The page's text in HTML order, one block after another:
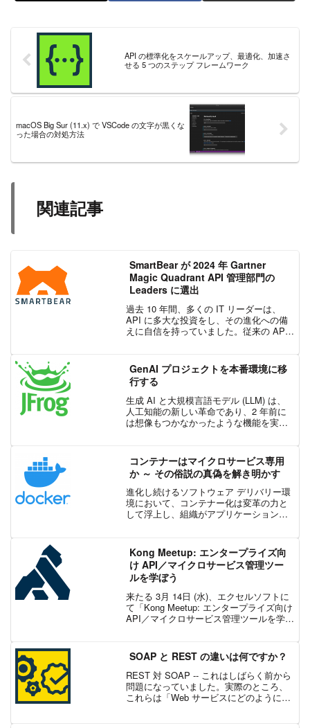
API の標準化をスケールアップ、最適化、加速さ
せる 5 つのステップ フレームワーク
macOS Big Sur (11.x) で VSCode の文字が黒くな
った場合の対処方法
関連記事
SmartBear が 2024 年 Gartner
Magic Quadrant API 管理部門の
Leaders に選出
過去 10 年間、多くの IT リーダーは、
API に多大な投資をし、その進化への備
えに自信を持っていました。従来の API
ト、認証、承認権限、セキュリティ、ポ
リシ...
GenAI プロジェクトを本番環境に移
行する
生成 AI と大規模言語モデル (LLM) は、
人工知能の新しい革命であり、2 年前に
は想像もつかなかったような機能を実現
在、この領域は目まぐるしい勢いで成長
しています。...
コンテナーはマイクロサービス専用
か ～ その俗説の真偽を解き明かす
進化し続けるソフトウェア デリバリー環
境において、コンテナー化は変革の力と
して浮上し、組織がアプリケーションを
ガシー システムを維持している場合で
も、サービス指向アーキ...
Kong Meetup: エンタープライズ向
け API／マイクロサービス管理ツー
ルを学ぼう
来たる 3月 14日 (水)、エクセルソフトに
て「Kong Meetup: エンタープライズ向け
API／マイクロサービス管理ツールを学ぼ
ております。Kong の...
SOAP と REST の違いは何ですか？
REST 対 SOAP -- これはしばらく前から
問題になっていました。実際のところ、
これらは「Web サービスにどのようにア